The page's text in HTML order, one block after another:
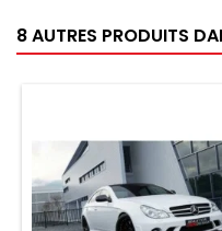
8 AUTRES PRODUITS